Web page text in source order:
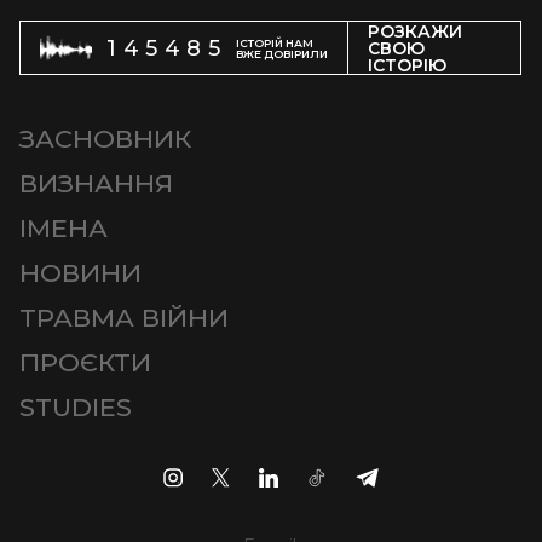
145485
ІСТОРІЙ НАМ
ВЖЕ ДОВІРИЛИ
РОЗКАЖИ
СВОЮ
ІСТОРІЮ
ЗАСНОВНИК
ВИЗНАННЯ
ІМЕНА
НОВИНИ
ТРАВМА ВІЙНИ
ПРОЄКТИ
STUDIES